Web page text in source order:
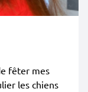
fêter mes
les chiens